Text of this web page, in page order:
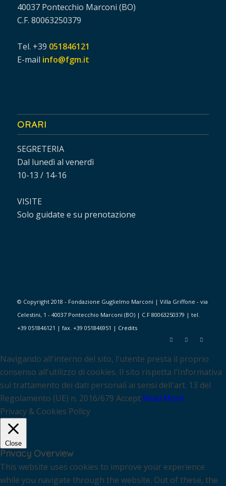
40037 Pontecchio Marconi (BO)
C.F. 80063250379
Tel. +39 051846121
E-mail info@fgm.it
ORARI
SEGRETERIA
Dal lunedì al venerdì
10-13 / 14-16
VISITE
Solo guidate e su prenotazione
© Copyright 2018 - Fondazione Guglielmo Marconi | Villa Griffone - via
Celestini, 1 - 40037 Pontecchio Marconi (BO) | C.F 80063250379 | tel.
+39 051846121 | fax. +39 051846951 | Credits
Navigando all'interno del sito, l'utente presta il proprio
consenso all'utilizzo di cookies. Il sito rispetta l'Informativa
sul trattamento dei dati personali ai sensi dell'art. 13 del
Regolamento (UE) n. 2016/679 Accept Read More
Privacy & Cookies Policy
Close
Privacy Overview
This website uses cookies to improve your experience
while you navigate through the website. Out of these, the